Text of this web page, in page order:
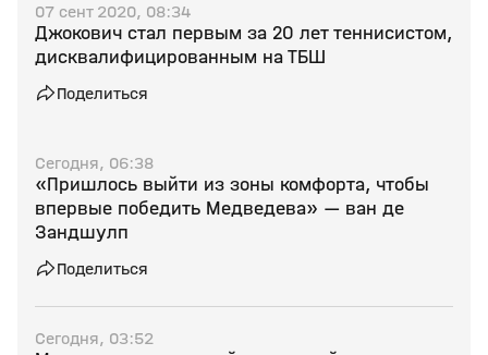
07 сент 2020, 08:34
Джокович стал первым за 20 лет теннисистом,
дисквалифицированным на ТБШ
Поделиться
Сегодня, 06:38
«Пришлось выйти из зоны комфорта, чтобы
впервые победить Медведева» — ван де
Зандшулп
Поделиться
Сегодня, 03:52